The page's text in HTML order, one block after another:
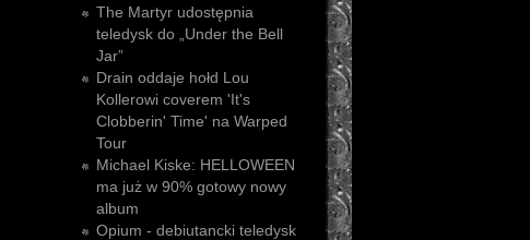
The Martyr udostępnia
teledysk do „Under the Bell
Jar”
Drain oddaje hołd Lou
Kollerowi coverem 'It's
Clobberin' Time' na Warped
Tour
Michael Kiske: HELLOWEEN
ma już w 90% gotowy nowy
album
Opium - debiutancki teledysk